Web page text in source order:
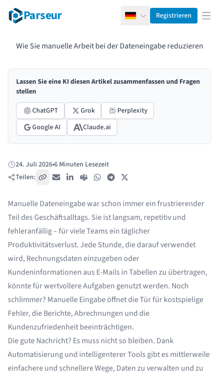
Parseur DeutschRegistrieren
Wie Sie manuelle Arbeit bei der Dateneingabe reduzieren
Lassen Sie eine KI diesen Artikel zusammenfassen und Fragen
stellen
ChatGPT
Grok
Perplexity
Google AI
Claude.ai
Veröffentlicht:
24. Juli 2026•6 Minuten Lesezeit
Teilen:
Link kopieren
E-Mail LinkedIn
Teams WhatsAppTelegram
Manuelle Dateneingabe war schon immer ein frustrierender
Teil des Geschäftsalltags. Sie ist langsam, repetitiv und
fehleranfällig – für viele Teams ein täglicher
Produktivitätsverlust. Jede Stunde, die darauf verwendet
wird, Rechnungsdaten einzugeben oder
Kundeninformationen aus E-Mails in Tabellen zu übertragen,
könnte für wertvollere Aufgaben genutzt werden. Noch
schlimmer? Manuelle Eingabe öffnet die Tür für kostspielige
Fehler, die Berichte, Abrechnungen und die
Kundenzufriedenheit beeinträchtigen.
Die gute Nachricht? Es muss nicht so bleiben. Dank
Automatisierung und intelligenterer Tools gibt es mittlerweile
einfachere und schnellere Wege, Daten zu verwalten und zu